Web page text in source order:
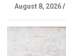
August 8, 2026